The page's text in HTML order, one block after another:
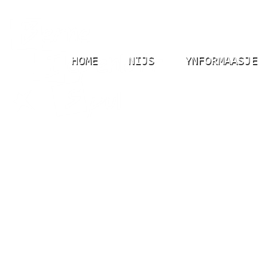
HOME NIJS YNFORMAASJE